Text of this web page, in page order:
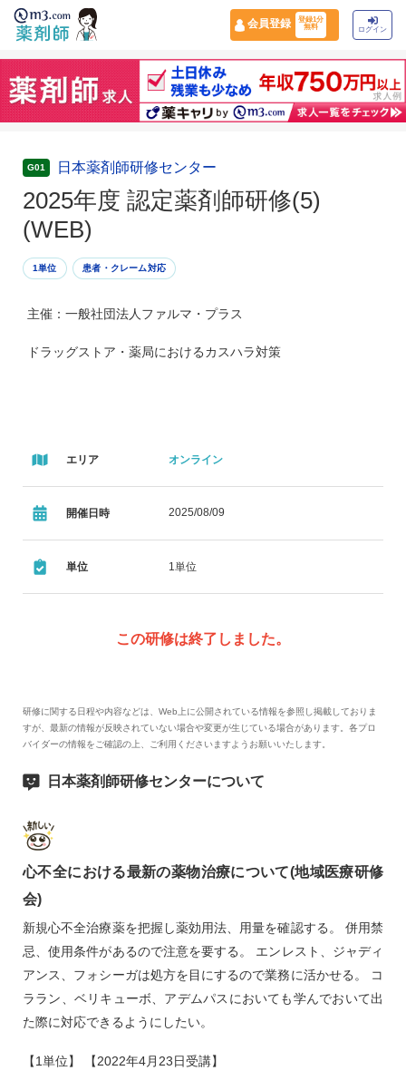
会員登録
登録1分
無料
ログイン
G01 日本薬剤師研修センター
2025年度 認定薬剤師研修(5)
(WEB)
1単位 患者・クレーム対応
主催：一般社団法人ファルマ・プラス
ドラッグストア・薬局におけるカスハラ対策
エリア オンライン
開催日時 2025/08/09
単位 1単位
この研修は終了しました。
研修に関する日程や内容などは、Web上に公開されている情報を参照し掲載しておりま
すが、最新の情報が反映されていない場合や変更が生じている場合があります。各プロ
バイダーの情報をご確認の上、ご利用くださいますようお願いいたします。
日本薬剤師研修センターについて
心不全における最新の薬物治療について(地域医療研修
会)
新規心不全治療薬を把握し薬効用法、用量を確認する。 併用禁
忌、使用条件があるので注意を要する。 エンレスト、ジャディ
アンス、フォシーガは処方を目にするので業務に活かせる。 コ
ララン、ベリキューボ、アデムパスにおいても学んでおいて出
た際に対応できるようにしたい。
【1単位】 【2022年4月23日受講】